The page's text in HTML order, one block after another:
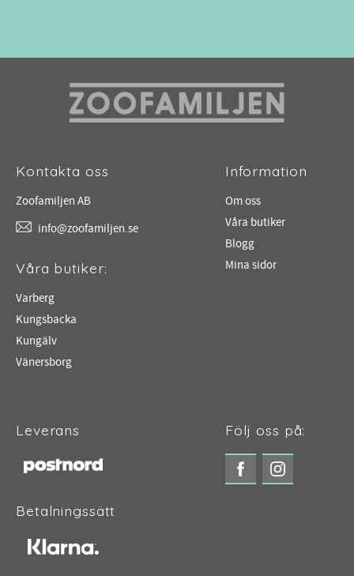
Kontakta oss
Zoofamiljen AB
info@zoofamiljen.se
Våra butiker:
Varberg
Kungsbacka
Kungälv
Vänersborg
Information
Om oss
Våra butiker
Blogg
Mina sidor
Leverans
Betalningssätt
Följ oss på: